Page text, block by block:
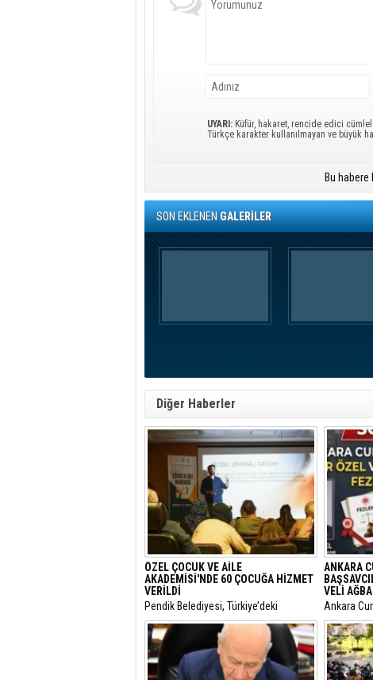
UYARI: Küfür, hakaret, rencide edici
Türkçe karakter kullanılmayan ve büyük
Bu
SON EKLENENGALERİLER
Diğer Haberler
ÖZEL ÇOCUK VE AİLE
AKADEMİSİ'NDE 60 ÇOCUĞA HİZMET
VERİLDİ
Pendik Belediyesi, Türkiye’deki
belediyeler içinde ilk ve tek olma
özelliği taşıyan “Özel Çocuk ve Aile
Akademisi”nin ilk dönemini
tamamladı.
ANKARA
VELİ
​Ankara
Genel
Malatya